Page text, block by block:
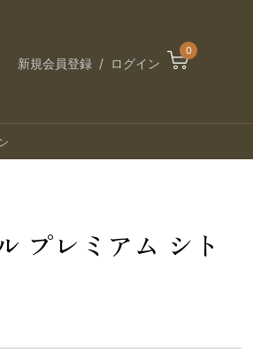
新規会員登録 ログイン
0
プレミアム シト